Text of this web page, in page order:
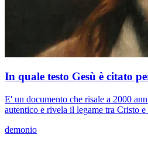
In quale testo Gesù è citato
E' un documento che risale a 2000
autentico e rivela il legame tra Cristo
demonio